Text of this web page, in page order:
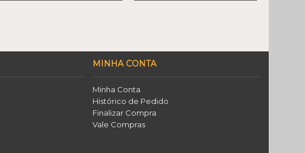
MINHA CONTA
Minha Conta
Histórico de Pedido
Finalizar Compra
Vale Compras